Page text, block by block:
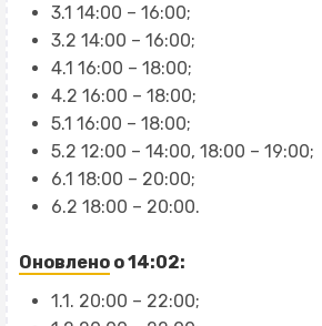
3.1 14:00 – 16:00;
3.2 14:00 – 16:00;
4.1 16:00 – 18:00;
4.2 16:00 – 18:00;
5.1 16:00 – 18:00;
5.2 12:00 – 14:00, 18:00 – 19:00;
6.1 18:00 – 20:00;
6.2 18:00 – 20:00.
Оновлено о 14:02:
1.1. 20:00 – 22:00;